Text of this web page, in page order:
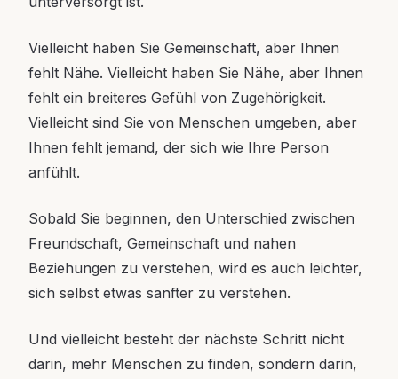
Vielleicht haben Sie Gemeinschaft, aber Ihnen
fehlt Nähe. Vielleicht haben Sie Nähe, aber Ihnen
fehlt ein breiteres Gefühl von Zugehörigkeit.
Vielleicht sind Sie von Menschen umgeben, aber
Ihnen fehlt jemand, der sich wie Ihre Person
anfühlt.
Sobald Sie beginnen, den Unterschied zwischen
Freundschaft, Gemeinschaft und nahen
Beziehungen zu verstehen, wird es auch leichter,
sich selbst etwas sanfter zu verstehen.
Und vielleicht besteht der nächste Schritt nicht
darin, mehr Menschen zu finden, sondern darin,